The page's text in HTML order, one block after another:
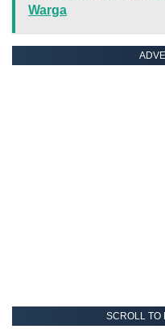
Warga
SCROLL TO